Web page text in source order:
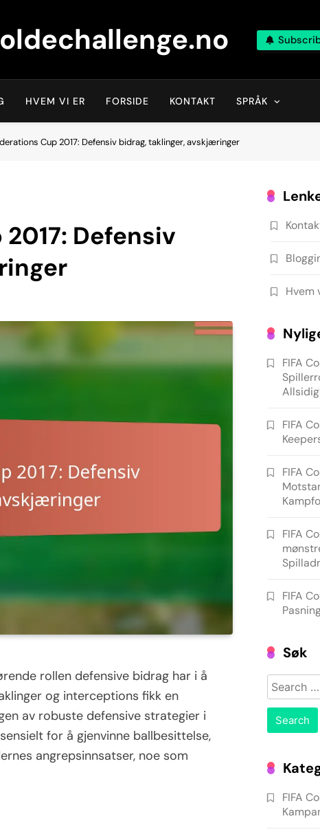
HVEM VI ER FORSIDE KONTAKT SPRÅK
Cup 2017: Defensiv bidrag, taklinger, avskjæringer
Defensiv
rollen defensive bidrag har i å
og interceptions fikk en
av robuste defensive strategier i
for å gjenvinne ballbesittelse,
angrepsinnsatser, noe som
Hvem
FIFA
FIFA
FIFA
FIFA
FIFA
Søk
Search
for:
FIFA